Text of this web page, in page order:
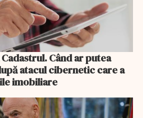
Când ar putea
atacul cibernetic care a
imobiliare